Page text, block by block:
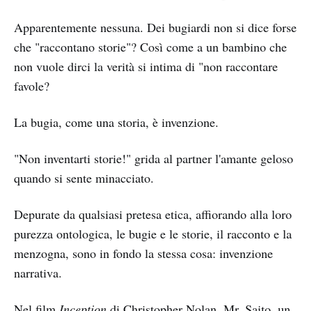
Apparentemente nessuna. Dei bugiardi non si dice forse
che "raccontano storie"? Così come a un bambino che
non vuole dirci la verità si intima di "non raccontare
favole?
La bugia, come una storia, è invenzione.
"Non inventarti storie!" grida al partner l'amante geloso
quando si sente minacciato.
Depurate da qualsiasi pretesa etica, affiorando alla loro
purezza ontologica, le bugie e le storie, il racconto e la
menzogna, sono in fondo la stessa cosa: invenzione
narrativa.